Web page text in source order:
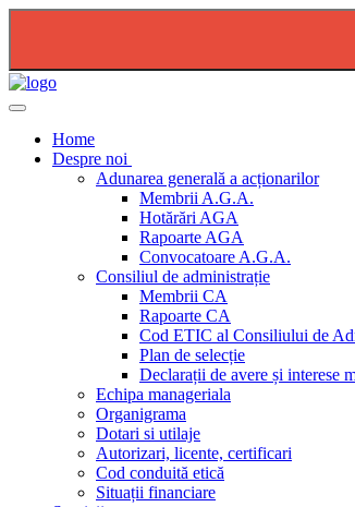
Home
Despre noi
Adunarea generală a acționarilor
Membrii A.G.A.
Hotărări AGA
Rapoarte AGA
Convocatoare A.G.A.
Consiliul de administrație
Membrii CA
Rapoarte CA
Cod ETIC al Consiliului de
Plan de selecție
Declarații de avere și interese
Echipa manageriala
Organigrama
Dotari si utilaje
Autorizari, licente, certificari
Cod conduită etică
Situații financiare